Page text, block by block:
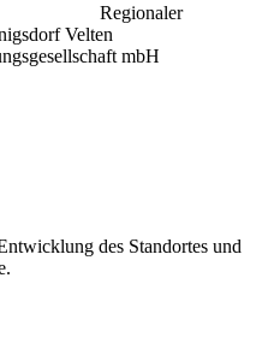
Regionaler
Velten
mbH
des Standortes und